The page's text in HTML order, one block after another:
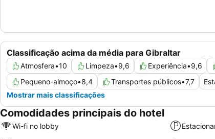
Classificação acima da média para Gibraltar
Atmosfera•10 Limpeza•9,6 Experiência•9,6
Pequeno-almoço•8,4 Transportes públicos•7,7
Mostrar mais classificações
Comodidades principais do hotel
Wi-fi no lobby